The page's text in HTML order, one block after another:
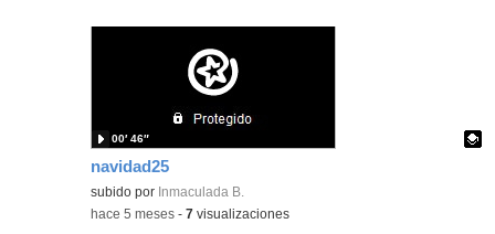
navidad25
Contenido educativo.
subido por Inmaculada B.
00′ 46″
-hace 5 meses -7 visualizaciones